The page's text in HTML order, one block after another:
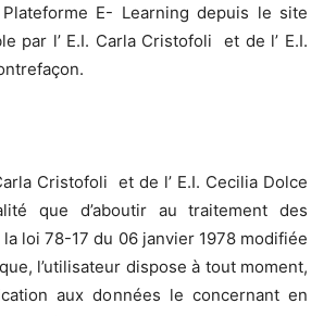
E- Learning depuis le site
par l’ E.I. Carla Cristofoli et de l’ E.I.
Cristofoli et de l’ E.I. Cecilia Dolce
que d’aboutir au traitement des
loi 78-17 du 06 janvier 1978 modifiée
l’utilisateur dispose à tout moment,
aux données le concernant en